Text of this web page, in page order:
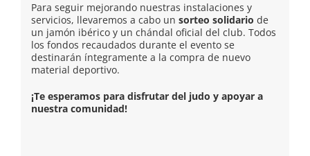
Para seguir mejorando nuestras instalaciones y
servicios, llevaremos a cabo un sorteo solidario de
un jamón ibérico y un chándal oficial del club. Todos
los fondos recaudados durante el evento se
destinarán íntegramente a la compra de nuevo
material deportivo.
¡Te esperamos para disfrutar del judo y apoyar a
nuestra comunidad!